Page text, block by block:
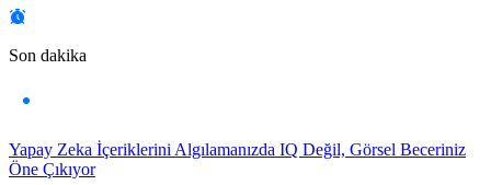
Son dakika
Yapay Zeka İçeriklerini Algılamanızda IQ Değil, Görsel Beceriniz
Öne Çıkıyor